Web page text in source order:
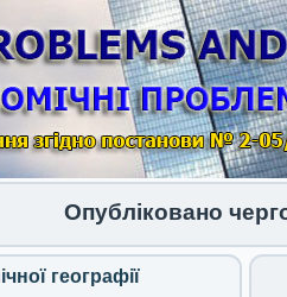
Опубліковано
географії